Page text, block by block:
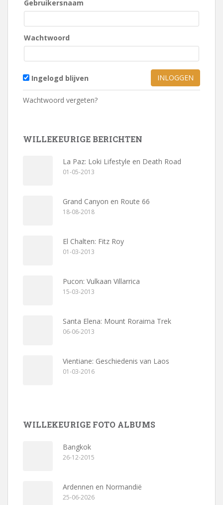
Gebruikersnaam
Wachtwoord
Ingelogd blijven
Wachtwoord vergeten?
WILLEKEURIGE BERICHTEN
La Paz: Loki Lifestyle en Death Road
01-05-2013
Grand Canyon en Route 66
18-08-2018
El Chalten: Fitz Roy
01-03-2013
Pucon: Vulkaan Villarrica
15-03-2013
Santa Elena: Mount Roraima Trek
06-06-2013
Vientiane: Geschiedenis van Laos
01-03-2016
WILLEKEURIGE FOTO ALBUMS
Bangkok
26-12-2015
Ardennen en Normandië
25-06-2026